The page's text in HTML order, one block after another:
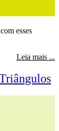
esses
Leia mais ...